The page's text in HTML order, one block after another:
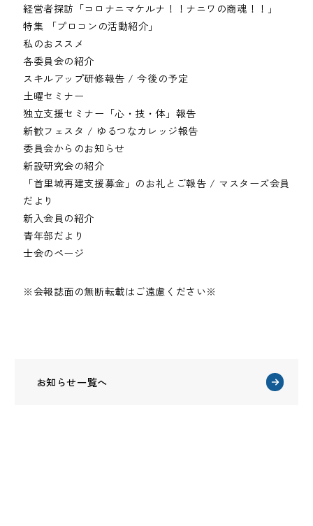
経営者探訪「コロナニマケルナ！！ナニワの商魂！！」
特集 「プロコンの活動紹介」
私のおススメ
各委員会の紹介
スキルアップ研修報告 / 今後の予定
土曜セミナー
独立支援セミナー「心・技・体」報告
新歓フェスタ / ゆるつなカレッジ報告
委員会からのお知らせ
新設研究会の紹介
「首里城再建支援募金」のお礼とご報告 / マスターズ会員
だより
新入会員の紹介
青年部だより
士会のページ
※会報誌面の無断転載はご遠慮ください※
お知らせ一覧へ